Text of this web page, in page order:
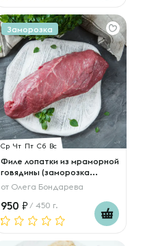
Заморозка
Ср Чт Пт Сб Вс
Филе лопатки из мраморной
говядины (заморозка...
от Олега Бондарева
950 / 450 г.